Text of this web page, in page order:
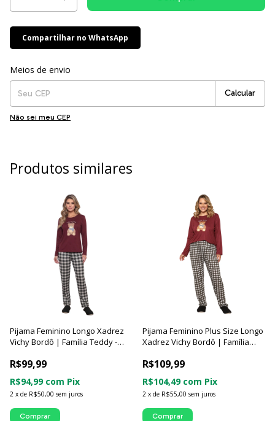
Compartilhar no WhatsApp
Entregas para o CEP:
Meios de envio
Calcular
Não sei meu CEP
Produtos similares
Pijama Feminino Longo Xadrez
Vichy Bordô | Família Teddy -
R$99,99
2 x de R$50,00 sem juros
R$94,99 com Pix
Comprar
Pijama Feminino Plus Size Longo
Xadrez Vichy Bordô | Família
R$109,99
2 x de R$55,00 sem juros
R$104,49 com Pix
Comprar